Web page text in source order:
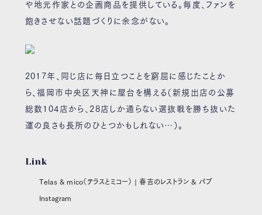
や地元作家との企画商品を提供している。毎度、ファンを
飽きさせない話題づくりに余念がない。
2017年、同じ店に毎日立つことを窮屈に感じたことか
ら、福岡市中央区天神に屋台を構える（新規出店の公募
総数104店から、28店しか通らない選抜戦を勝ち抜いた
運の良さも長所のひとつかもしれない…）。
Link
Telas & mico（テラスとミコー） | 春吉のレストラン & パブ
Instagram